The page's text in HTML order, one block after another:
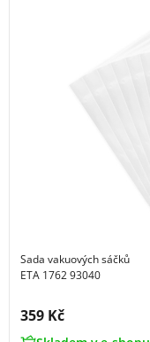
Sada vakuových sáčků
ETA 1762 93040
Cena s DPH:
359 Kč